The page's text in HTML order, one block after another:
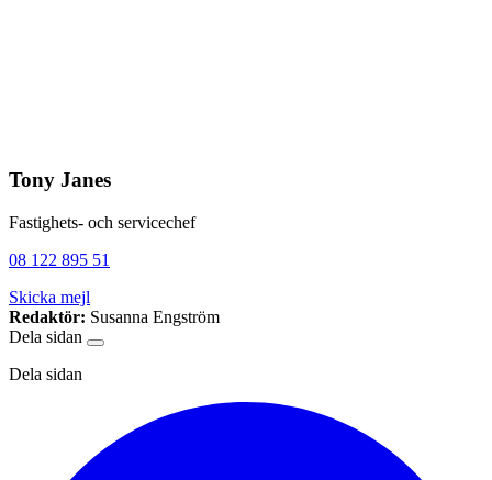
Tony Janes
Fastighets- och servicechef
08 122 895 51
Skicka mejl
Redaktör: Susanna Engström
Dela sidan
Dela sidan